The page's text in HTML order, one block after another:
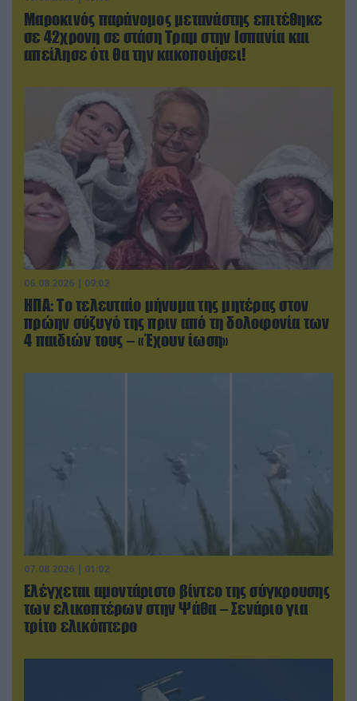
Μαροκινός παράνομος μετανάστης επιτέθηκε
σε 42χρονη σε στάση Τραμ στην Ισπανία και
απείλησε ότι θα την κακοποιήσει!
06.08.2026 | 09:02
ΗΠΑ: Το τελευταίο μήνυμα της μητέρας στον
πρώην σύζυγό της πριν από τη δολοφονία των
4 παιδιών τους – «Έχουν ίωση»
07.08.2026 | 01:02
Ελέγχεται αμοντάριστο βίντεο της σύγκρουσης
των ελικοπτέρων στην Ψάθα – Σενάριο για
τρίτο ελικόπτερο